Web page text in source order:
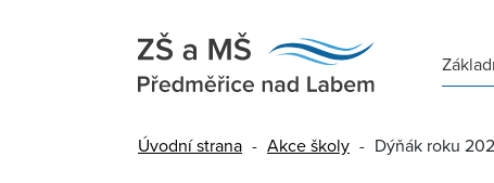
Úvodní strana - Akce školy - Dýňák roku